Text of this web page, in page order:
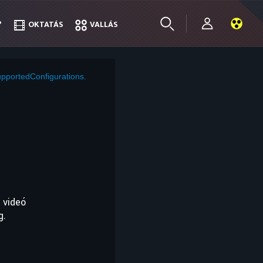
OKTATÁS VALLÁS
OKTATÁS VALLÁS